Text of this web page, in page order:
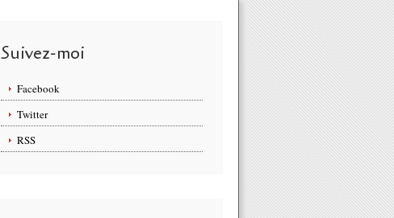
Suivez-moi
Facebook
Twitter
RSS